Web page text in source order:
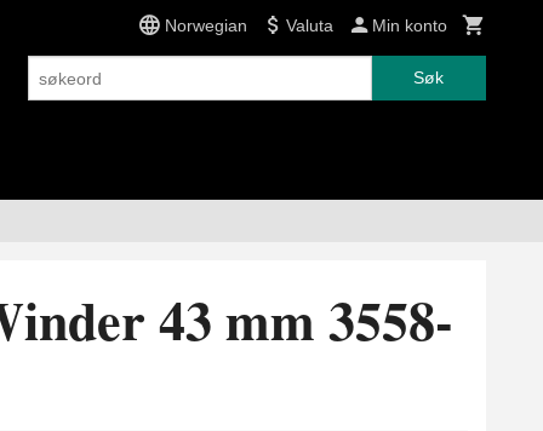
Norwegian Valuta Min konto
Søk
43 mm 3558-